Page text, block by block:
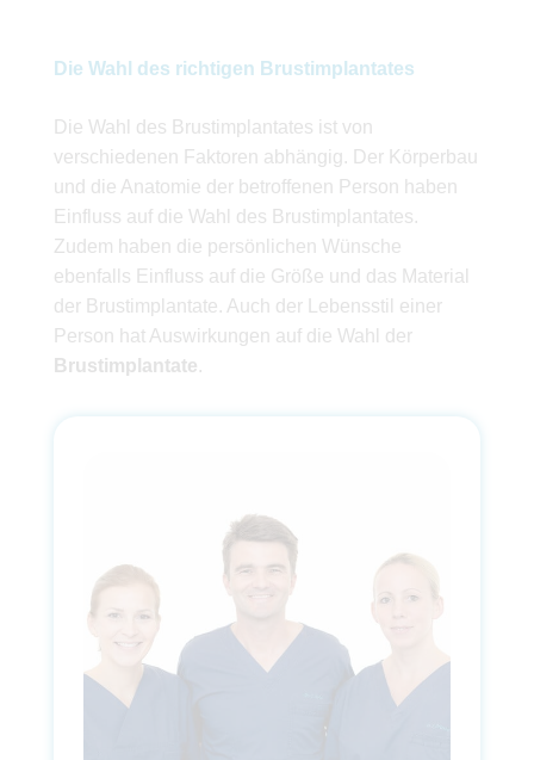
Die Wahl des richtigen Brustimplantates
Die Wahl des Brustimplantates ist von
verschiedenen Faktoren abhängig. Der Körperbau
und die Anatomie der betroffenen Person haben
Einfluss auf die Wahl des Brustimplantates.
Zudem haben die persönlichen Wünsche
ebenfalls Einfluss auf die Größe und das Material
der Brustimplantate. Auch der Lebensstil einer
Person hat Auswirkungen auf die Wahl der
Brustimplantate.